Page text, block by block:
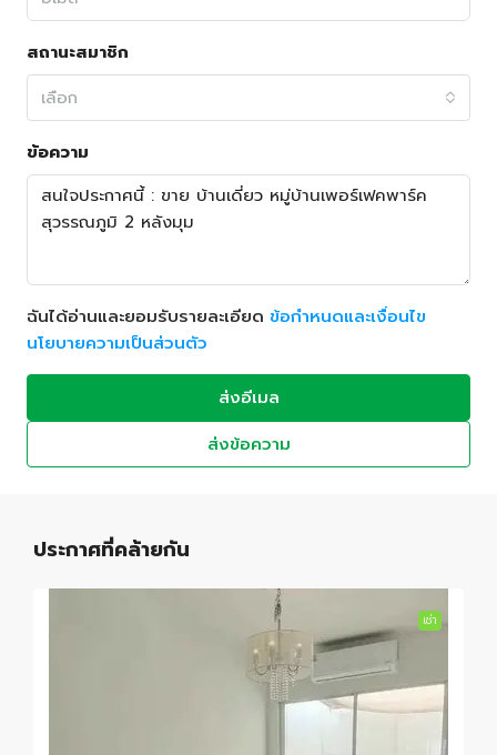
สถานะสมาชิก
เลือก
ข้อความ
ฉันได้อ่านและยอมรับรายละเอียด ข้อกำหนดและเงื่อนไข
นโยบายความเป็นส่วนตัว
ส่งอีเมล
ส่งข้อความ
ประกาศที่คล้ายกัน
เช่า